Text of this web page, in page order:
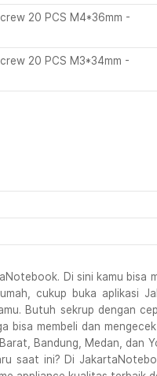
20 PCS M4*36mm -
20 PCS M3*34mm -
Di sini kamu
cukup buka aplikasi
Butuh sekrup dengan
bisa membeli dan
Bandung, Medan,
saat ini? Di